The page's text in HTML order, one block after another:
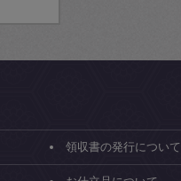
領収書の発行について